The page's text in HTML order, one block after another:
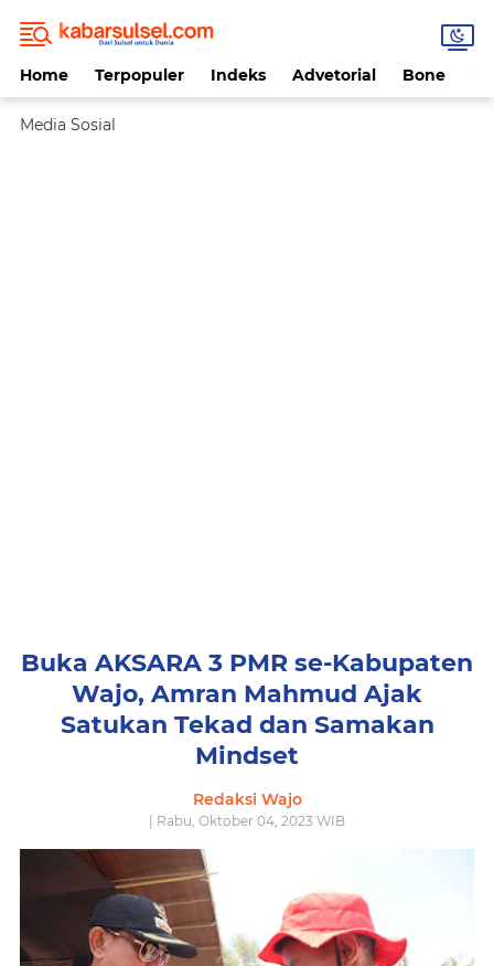
Home Terpopuler Indeks Advetorial Bone
Media Sosial
Buka AKSARA 3 PMR se-Kabupaten
Wajo, Amran Mahmud Ajak
Satukan Tekad dan Samakan
Mindset
Redaksi Wajo
| Rabu, Oktober 04, 2023 WIB